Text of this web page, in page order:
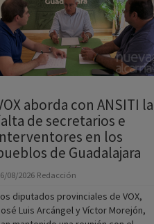
aborda con ANSITI la
de secretarios e
de Guadalajara
08/2026Redacción
diputados provinciales de VOX,
Luis Arcángel y Víctor Morejón,
mantenido una reunión con el
Sociedad y Cultura